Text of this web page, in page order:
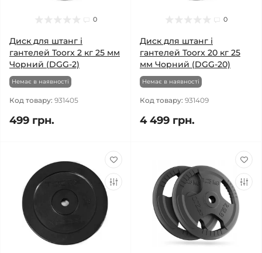
0
Диск для штанг і
гантелей Toorx 2 кг 25 мм
Чорний (DGG-2)
Немає в наявності
Код товару: 931405
499 грн.
0
Диск для штанг і
гантелей Toorx 20 кг 25
мм Чорний (DGG-20)
Немає в наявності
Код товару: 931409
4 499 грн.